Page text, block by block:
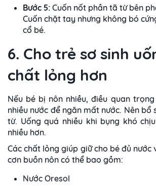
Bước 5: Cuốn nốt phần tã từ bên
Cuốn chặt tay nhưng không bó
cổ bé.
6. Cho trẻ sơ sinh
chất lỏng hơn
Nếu bé bị nôn nhiều, điều quan
nhiều nước để ngăn mất nước. Nên bổ
từ. Uống quá nhiều khi bụng khó
nhiều hơn.
Các chất lỏng giúp giữ cho bé đủ nước
cơn buồn nôn có thể bao gồm:
Nước Oresol